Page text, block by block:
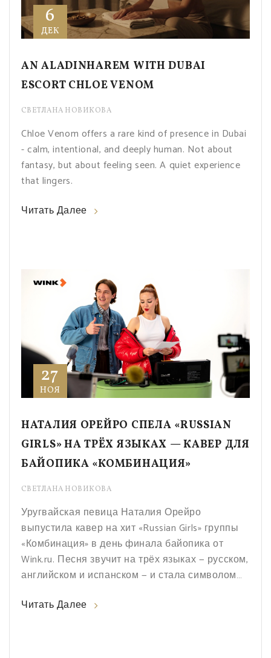
6
ДЕК
AN ALADINHAREM WITH DUBAI
ESCORT CHLOE VENOM
СВЕТЛАНА НОВИКОВА
Chloe Venom offers a rare kind of presence in Dubai
- calm, intentional, and deeply human. Not about
fantasy, but about feeling seen. A quiet experience
that lingers.
Читать Далее
27
НОЯ
НАТАЛИЯ ОРЕЙРО СПЕЛА «RUSSIAN
GIRLS» НА ТРЁХ ЯЗЫКАХ — КАВЕР ДЛЯ
БАЙОПИКА «КОМБИНАЦИЯ»
СВЕТЛАНА НОВИКОВА
Уругвайская певица Наталия Орейро
выпустила кавер на хит «Russian Girls» группы
«Комбинация» в день финала байопика от
Wink.ru. Песня звучит на трёх языках — русском,
английском и испанском — и стала символом
Читать Далее